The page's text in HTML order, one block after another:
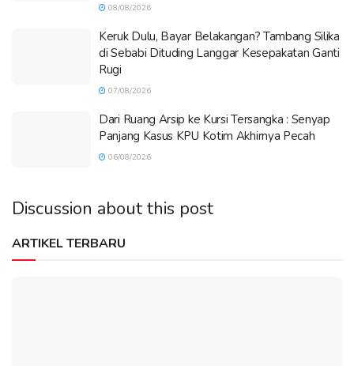
08/08/2026
Keruk Dulu, Bayar Belakangan? Tambang Silika
di Sebabi Dituding Langgar Kesepakatan Ganti
Rugi
07/08/2026
Dari Ruang Arsip ke Kursi Tersangka : Senyap
Panjang Kasus KPU Kotim Akhirnya Pecah
06/08/2026
Discussion about this post
ARTIKEL TERBARU